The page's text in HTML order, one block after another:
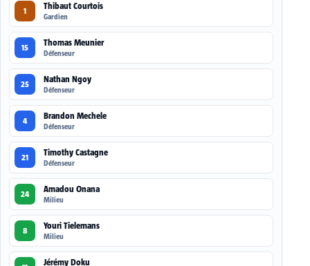
1 Thibaut Courtois
Gardien
15 Thomas Meunier
Défenseur
25 Nathan Ngoy
Défenseur
4 Brandon Mechele
Défenseur
21 Timothy Castagne
Défenseur
24 Amadou Onana
Milieu
8 Youri Tielemans
Milieu
Jérémy Doku